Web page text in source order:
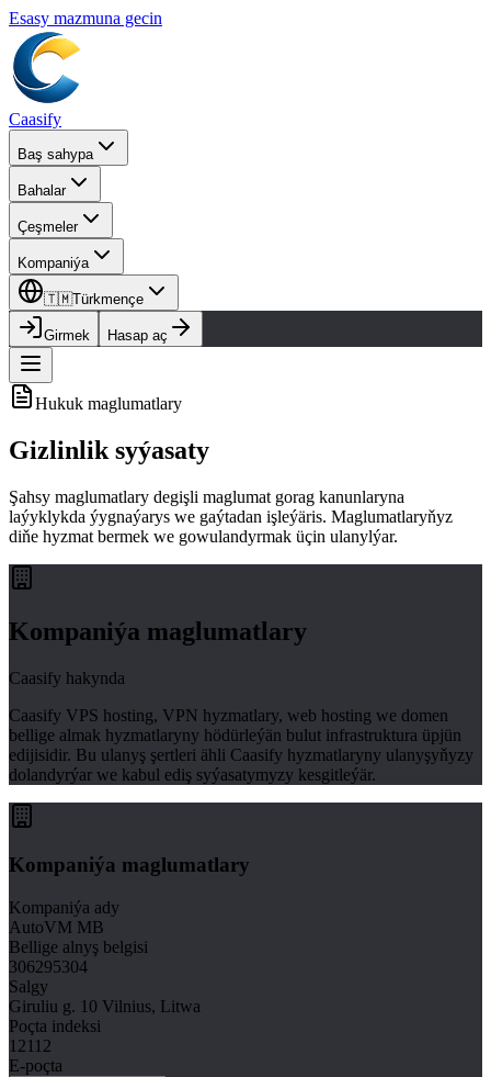
Esasy mazmuna gecin
Caasify
Baş sahypa
Bahalar
Çeşmeler
Kompaniýa
🇹🇲Türkmençe
Girmek Hasap aç
Hukuk maglumatlary
Gizlinlik syýasaty
Şahsy maglumatlary degişli maglumat gorag kanunlaryna
laýyklykda ýygnaýarys we gaýtadan işleýäris. Maglumatlaryňyz
diňe hyzmat bermek we gowulandyrmak üçin ulanylýar.
Kompaniýa maglumatlary
Caasify hakynda
Caasify VPS hosting, VPN hyzmatlary, web hosting we domen
bellige almak hyzmatlaryny hödürleýän bulut infrastruktura üpjün
edijisidir. Bu ulanyş şertleri ähli Caasify hyzmatlaryny ulanyşyňyzy
dolandyrýar we kabul ediş syýasatymyzy kesgitleýär.
Kompaniýa maglumatlary
Kompaniýa ady
AutoVM MB
Bellige alnyş belgisi
306295304
Salgy
Giruliu g. 10 Vilnius, Litwa
Poçta indeksi
12112
E-poçta